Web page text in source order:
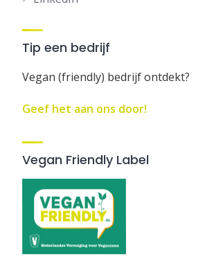
Tip een bedrijf
Vegan (friendly) bedrijf ontdekt?
Geef het aan ons door!
Vegan Friendly Label